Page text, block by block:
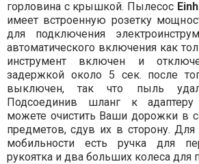
горловина с крышкой. Пылесос
имеет встроенную розетку
для подключения
автоматического включения как
инструмент включен и
задержкой около 5 сек. после
выключен, так что пыль
Подсоединив шланг к
можете очистить Ваши дорожки в
предметов, сдув их в сторону.
мобильности есть ручка для
рукоятка и два больших колеса для